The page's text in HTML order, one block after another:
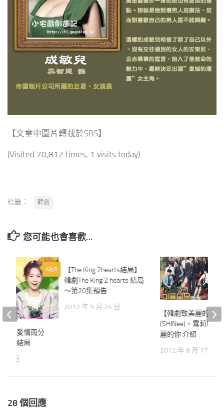
【文章中圖片轉載於SBS】
(Visited 70,812 times, 1 visits today)
標籤： 韓劇
您可能也會喜歡…
【The King 2hearts結局】
韓劇The King 2 hearts 結局
～第20集預告
2012 年 5 月 24 日
【韓劇致美麗的你
(SHINee)、雪莉f(x)
麗的你 介紹
2012 年 8 月 17 日
8
雨】愛情雨分
情雨結局
1 日
28 個回應